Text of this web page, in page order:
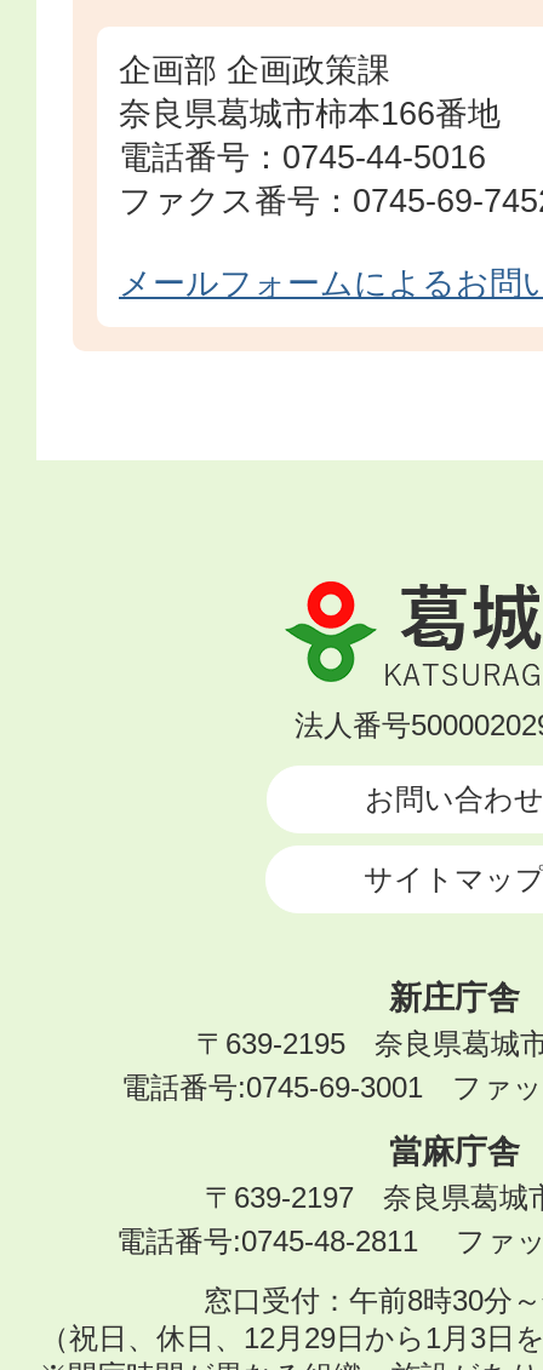
企画部 企画政策課
奈良県葛城市柿本166番地
電話番号：0745-44-5016
ファクス番号：0745-69-
メールフォームによるお問
葛
城
市
KATSURAGI
法人番号
お問い合わせ
サイトマッ
新庄庁舎
〒639-2195 奈良県葛城
電話番号:0745-69-3001 ファ
當麻庁舎
〒639-2197 奈良県葛城
電話番号:0745-48-2811 ファ
窓口受付：午前8時30分
（祝日、休日、12月29日から1月3日